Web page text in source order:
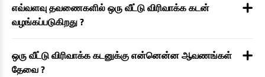
எவ்வளவு தவணைகளில் ஒரு வீட்டு விரிவாக்க கடன்
வழங்கப்படுகிறது ?
ஒரு வீட்டு விரிவாக்க கடனுக்கு என்னென்ன ஆவணங்கள்
தேவை ?